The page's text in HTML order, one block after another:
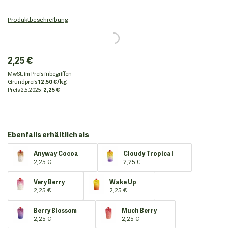
Produktbeschreibung
2,25 €
MwSt. im Preis inbegriffen
Grundpreis12.50 €/kg
Preis2.5.2025:2,25 €
Ebenfalls erhältlich als
Anyway Cocoa
2,25 €
Cloudy Tropical
2,25 €
Very Berry
2,25 €
Wake Up
2,25 €
Berry Blossom
2,25 €
Much Berry
2,25 €